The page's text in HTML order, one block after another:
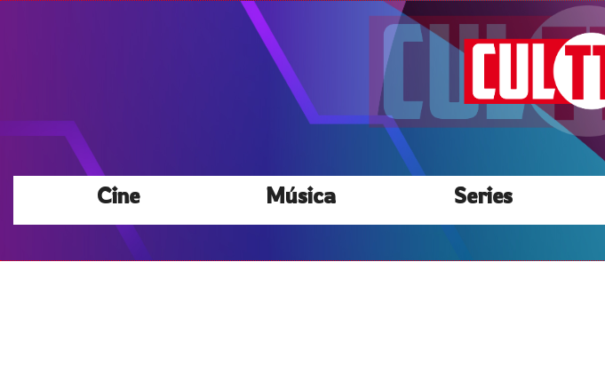
Cine Música Series